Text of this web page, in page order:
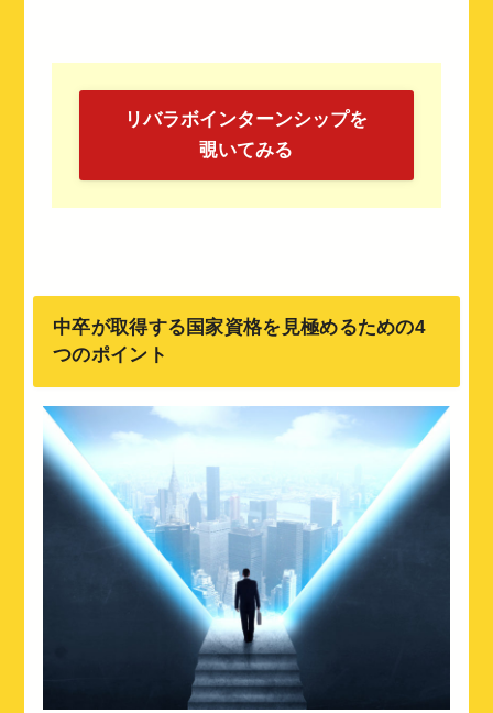
リバラボインターンシップを
覗いてみる
中卒が取得する国家資格を見極めるための4
つのポイント